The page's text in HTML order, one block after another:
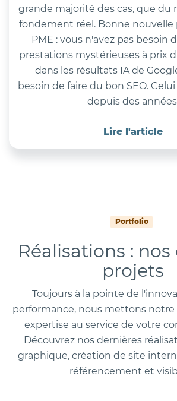
grande majorité des cas, que du
fondement réel. Bonne nouvelle
PME : vous n'avez pas besoin
prestations mystérieuses à prix
dans les résultats IA de
besoin de faire du bon SEO.
depuis des
Lire l'article
Portfolio
Réalisations :
projets
Toujours à la pointe de
performance, nous mettons notre
expertise au service de votre
Découvrez nos dernières
graphique, création de site
référencement et